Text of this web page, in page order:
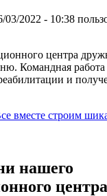
03/2022 - 10:38
центра
Командная работа
и
вместе строим
нашего
центра